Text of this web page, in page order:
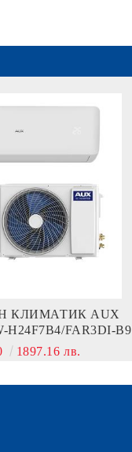
КЛИМАТИК AUX
H24F7B4/FAR3DI-B9
1897.16 лв.